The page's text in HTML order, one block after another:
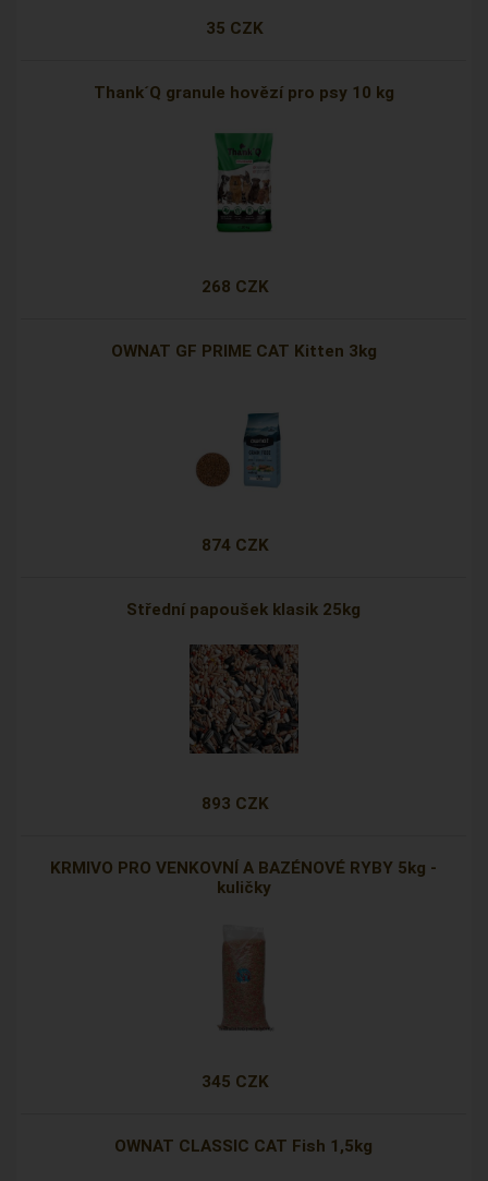
35 CZK
Thank´Q granule hovězí pro psy 10 kg
268 CZK
OWNAT GF PRIME CAT Kitten 3kg
874 CZK
Střední papoušek klasik 25kg
893 CZK
KRMIVO PRO VENKOVNÍ A BAZÉNOVÉ RYBY 5kg -
kuličky
345 CZK
OWNAT CLASSIC CAT Fish 1,5kg